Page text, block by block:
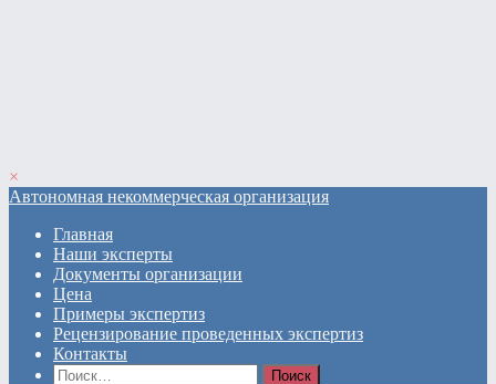
×
Автономная некоммерческая организация
Главная
Наши эксперты
Документы организации
Цена
Примеры экспертиз
Рецензирование проведенных экспертиз
Контакты
Найти: